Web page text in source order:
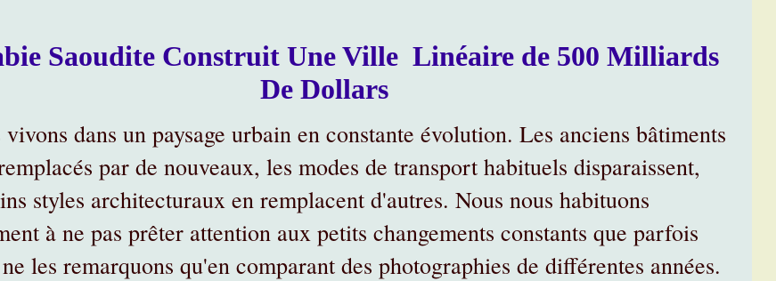
Saoudite Construit Une Ville Linéaire de 500 Milliards
De Dollars
vivons dans un paysage urbain en constante évolution. Les anciens bâtiments
par de nouveaux, les modes de transport habituels disparaissent,
styles architecturaux en remplacent d'autres. Nous nous habituons
à ne pas prêter attention aux petits changements constants que parfois
les remarquons qu'en comparant des photographies de différentes années.